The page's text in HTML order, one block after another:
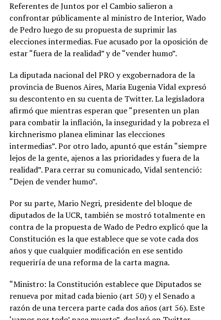
Referentes de Juntos por el Cambio salieron a
confrontar públicamente al ministro de Interior, Wado
de Pedro luego de su propuesta de suprimir las
elecciones intermedias. Fue acusado por la oposición de
estar “fuera de la realidad” y de “vender humo”.
La diputada nacional del PRO y exgobernadora de la
provincia de Buenos Aires, Maria Eugenia Vidal expresó
su descontento en su cuenta de Twitter. La legisladora
afirmó que mientras esperan que “presenten un plan
para combatir la inflación, la inseguridad y la pobreza el
kirchnerismo planea eliminar las elecciones
intermedias”. Por otro lado, apuntó que están “siempre
lejos de la gente, ajenos a las prioridades y fuera de la
realidad”. Para cerrar su comunicado, Vidal sentenció:
“Dejen de vender humo”.
Por su parte, Mario Negri, presidente del bloque de
diputados de la UCR, también se mostró totalmente en
contra de la propuesta de Wado de Pedro explicó que la
Constitución es la que establece que se vote cada dos
años y que cualquier modificación en ese sentido
requeriría de una reforma de la carta magna.
“Ministro: la Constitución establece que Diputados se
renueva por mitad cada bienio (art 50) y el Senado a
razón de una tercera parte cada dos años (art 56). Este